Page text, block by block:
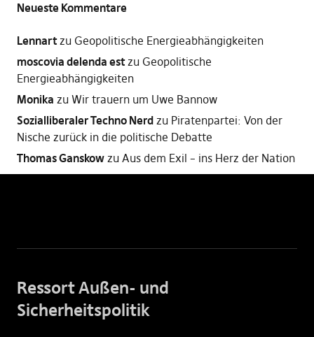
Neueste Kommentare
Lennartzu Geopolitische Energieabhängigkeiten
moscovia delenda estzu Geopolitische
Energieabhängigkeiten
Monika zu Wir trauern um Uwe Bannow
Sozialliberaler Techno Nerdzu Piratenpartei: Von der
Nische zurück in die politische Debatte
Thomas Ganskowzu Aus dem Exil – ins Herz der Nation
Ressort Außen- und
Sicherheitspolitik